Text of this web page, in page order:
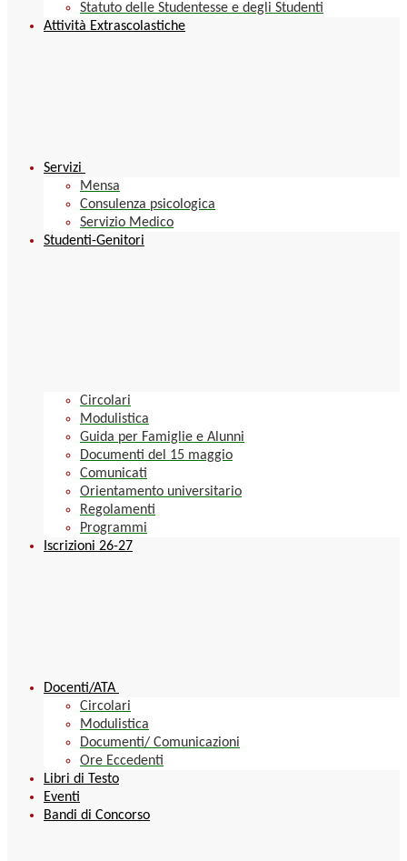
Statuto delle Studentesse e degli Studenti
Attività Extrascolastiche
Servizi
Mensa
Consulenza psicologica
Servizio Medico
Studenti-Genitori
Circolari
Modulistica
Guida per Famiglie e Alunni
Documenti del 15 maggio
Comunicati
Orientamento universitario
Regolamenti
Programmi
Iscrizioni 26-27
Docenti/ATA
Circolari
Modulistica
Documenti/ Comunicazioni
Ore Eccedenti
Libri di Testo
Eventi
Bandi di Concorso